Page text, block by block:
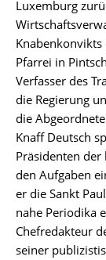
Luxemburg
Pfarrei in
Verfasser des
die Regierung
die
Knaff Deutsch
Präsidenten
den Aufgaben
er die Sankt
nahe Periodika
Chefredakteur
seiner